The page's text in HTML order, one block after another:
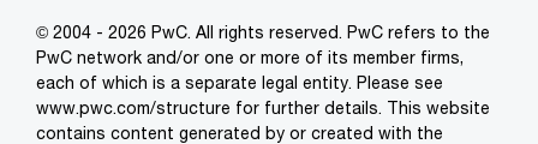
© 2004 - 2026 PwC. All rights reserved. PwC refers to the
PwC network and/or one or more of its member firms,
each of which is a separate legal entity. Please see
www.pwc.com/structure for further details. This website
contains content generated by or created with the